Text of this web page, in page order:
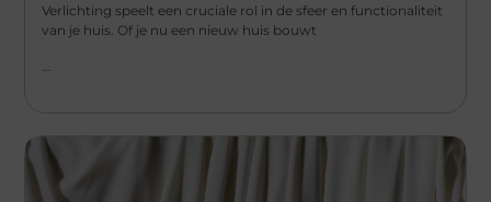
Verlichting speelt een cruciale rol in de sfeer en functionaliteit
van je huis. Of je nu een nieuw huis bouwt